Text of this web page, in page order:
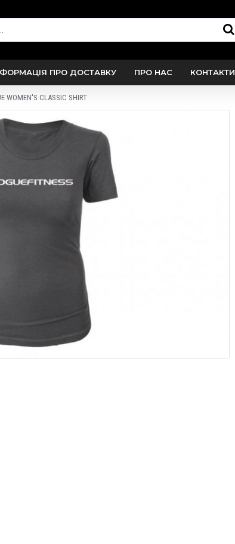
ПРО ДОСТАВКУ ПРО НАС КОНТАКТИ
WOMEN'S CLASSIC SHIRT